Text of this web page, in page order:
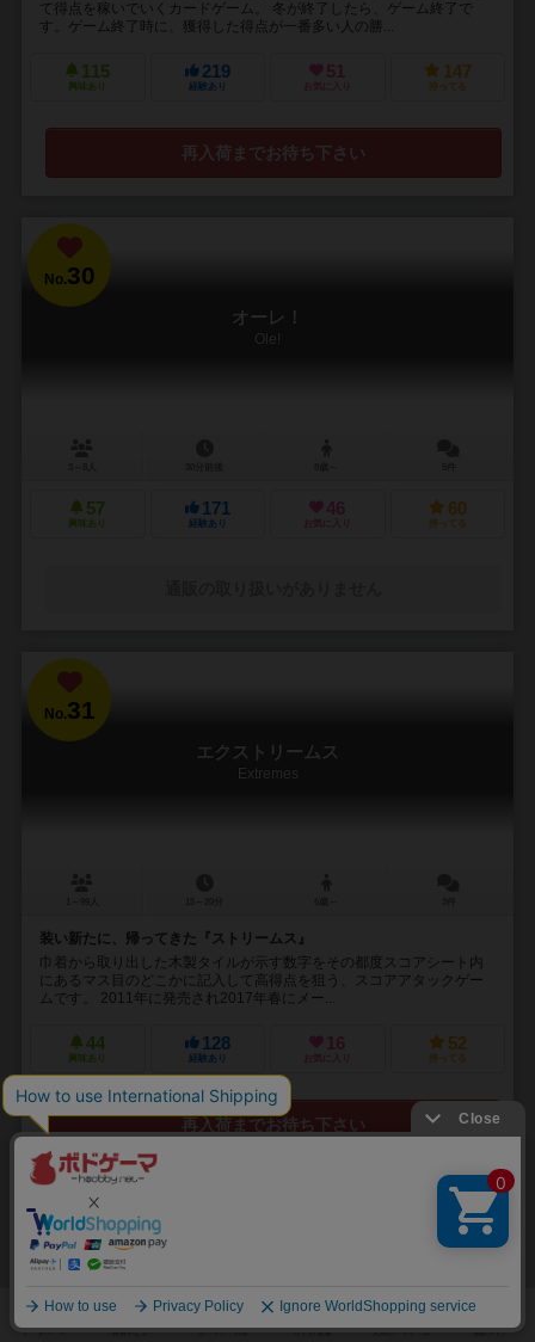
て得点を稼いでいくカードゲーム。 冬が終了したら、ゲーム終了で
す。ゲーム終了時に、獲得した得点が一番多い人の勝...
115
興味あり
219
経験あり
51
お気に入り
147
持ってる
再入荷までお待ち下さい
No.30
オーレ！
Ole!
57
興味あり
171
経験あり
46
お気に入り
60
持ってる
No.31
エクストリームス
Extremes
装い新たに、帰ってきた『ストリームス』
巾着から取り出した木製タイルが示す数字をその都度スコアシート内
にあるマス目のどこかに記入して高得点を狙う、スコアアタックゲー
ムです。 2011年に発売され2017年春にメー...
44
興味あり
128
経験あり
16
お気に入り
52
持ってる
再入荷までお待ち下さい
No.32
Go Go City